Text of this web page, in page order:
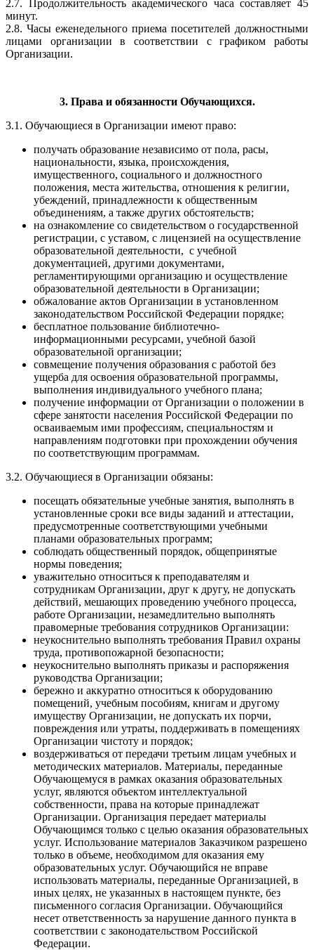
2.7. Продолжительность академического часа составляет 45
минут.
2.8. Часы еженедельного приема посетителей должностными
лицами организации в соответствии с графиком работы
Организации.
3. Права и обязанности Обучающихся.
3.1. Обучающиеся в Организации имеют право:
получать образование независимо от пола, расы,
национальности, языка, происхождения,
имущественного, социального и должностного
положения, места жительства, отношения к религии,
убеждений, принадлежности к общественным
объединениям, а также других обстоятельств;
на ознакомление со свидетельством о государственной
регистрации, с уставом, с лицензией на осуществление
образовательной деятельности, с учебной
документацией, другими документами,
регламентирующими организацию и осуществление
образовательной деятельности в Организации;
обжалование актов Организации в установленном
законодательством Российской Федерации порядке;
бесплатное пользование библиотечно-
информационными ресурсами, учебной базой
образовательной организации;
совмещение получения образования с работой без
ущерба для освоения образовательной программы,
выполнения индивидуального учебного плана;
получение информации от Организации о положении в
сфере занятости населения Российской Федерации по
осваиваемым ими профессиям, специальностям и
направлениям подготовки при прохождении обучения
по соответствующим программам.
3.2. Обучающиеся в Организации обязаны:
посещать обязательные учебные занятия, выполнять в
установленные сроки все виды заданий и аттестации,
предусмотренные соответствующими учебными
планами образовательных программ;
соблюдать общественный порядок, общепринятые
нормы поведения;
уважительно относиться к преподавателям и
сотрудникам Организации, друг к другу, не допускать
действий, мешающих проведению учебного процесса,
работе Организации, незамедлительно выполнять
правомерные требования сотрудников Организации:
неукоснительно выполнять требования Правил охраны
труда, противопожарной безопасности;
неукоснительно выполнять приказы и распоряжения
руководства Организации;
бережно и аккуратно относиться к оборудованию
помещений, учебным пособиям, книгам и другому
имуществу Организации, не допускать их порчи,
повреждения или утраты, поддерживать в помещениях
Организации чистоту и порядок;
воздерживаться от передачи третьим лицам учебных и
методических материалов. Материалы, переданные
Обучающемуся в рамках оказания образовательных
услуг, являются объектом интеллектуальной
собственности, права на которые принадлежат
Организации. Организация передает материалы
Обучающимся только с целью оказания образовательных
услуг. Использование материалов Заказчиком разрешено
только в объеме, необходимом для оказания ему
образовательных услуг. Обучающийся не вправе
использовать материалы, переданные Организацией, в
иных целях, не указанных в настоящем пункте, без
письменного согласия Организации. Обучающийся
несет ответственность за нарушение данного пункта в
соответствии с законодательством Российской
Федерации.